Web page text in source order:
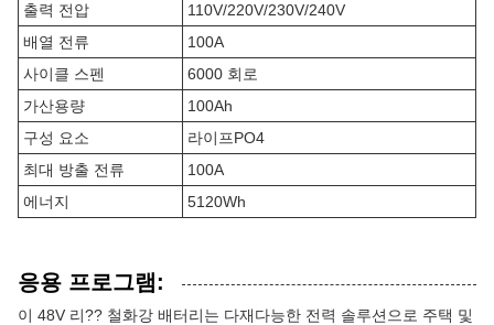
출력 전압
110V/220V/230V/240V
배열 전류
100A
사이클 스펜
6000 회로
가산용량
100Ah
구성 요소
라이프PO4
최대 방출 전류
100A
에너지
5120Wh
응용 프로그램:
이 48V 리?? 철화강 배터리는 다재다능한 전력 솔루션으로 주택 및